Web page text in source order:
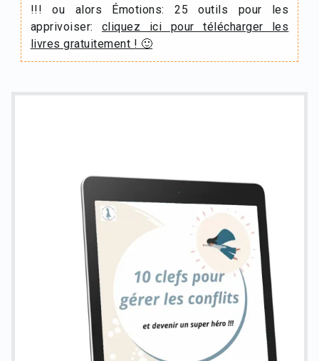
!!! ou alors Émotions: 25 outils pour les
apprivoiser: cliquez ici pour télécharger les
livres gratuitement ! 🙂